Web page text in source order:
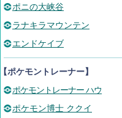
ポニの大峡谷
ラナキラマウンテン
エンドケイブ
ポケモントレーナー】
ポケモントレーナー ハウ
ポケモン博士 ククイ